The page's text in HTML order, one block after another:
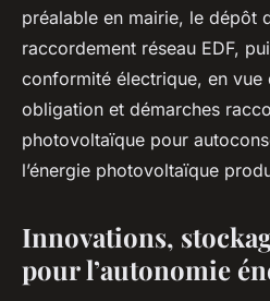
préalable en mairie, le dépôt
raccordement réseau EDF,
conformité électrique, en vue
obligation et démarches
photovoltaïque pour
l’énergie photovoltaïque
Innovations,
pour l’autonomie